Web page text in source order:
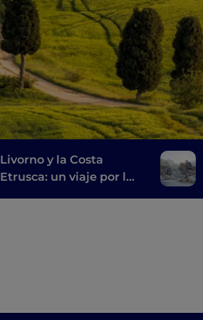
Livorno y la Costa
Etrusca: un viaje por la